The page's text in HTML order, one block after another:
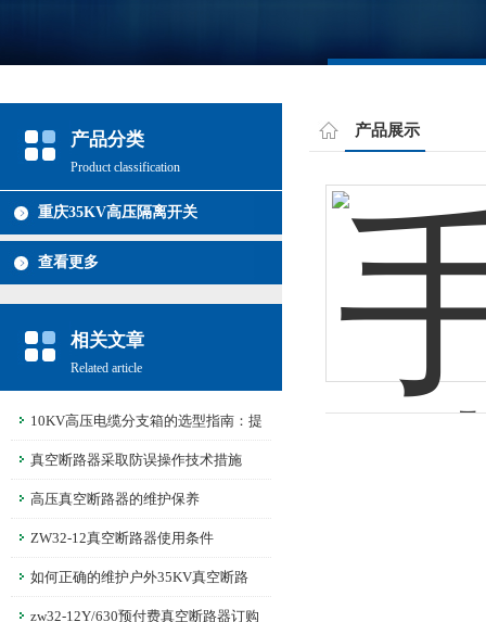
产品分类
Product classification
重庆35KV高压隔离开关
查看更多
相关文章
Related article
10KV高压电缆分支箱的选型指南：提
升电力系统稳定性与效率的关键因素
真空断路器采取防误操作技术措施
高压真空断路器的维护保养
ZW32-12真空断路器使用条件
如何正确的维护户外35KV真空断路
器？zw32-12Y/630预付费真空断路器订购
产品展示